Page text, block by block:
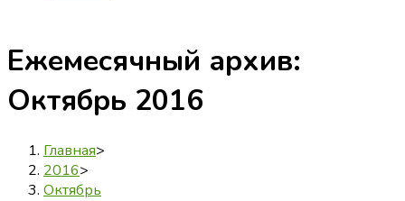
Ежемесячный архив:
Октябрь 2016
Главная>
2016>
Октябрь